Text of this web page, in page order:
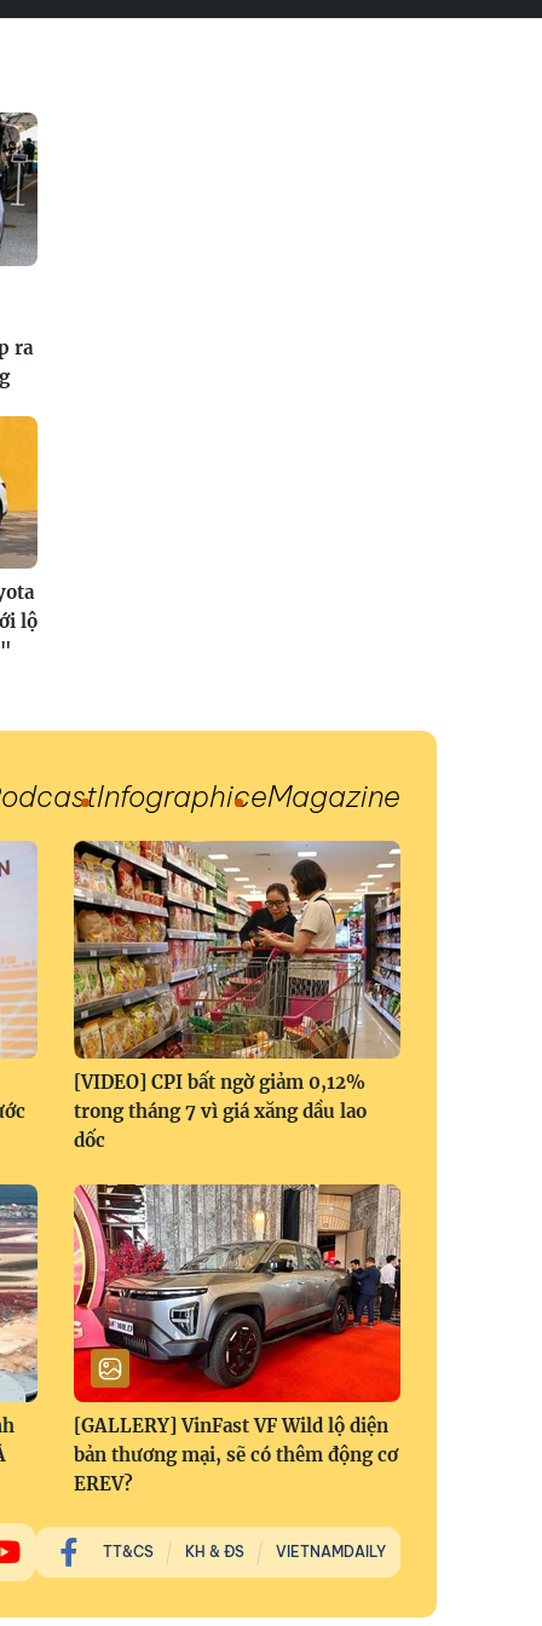
ra
lộ
InfographiceMagazine
[VIDEO] CPI bất ngờ giảm 0,12%
trong tháng 7 vì giá xăng dầu lao
dốc
[GALLERY] VinFast VF Wild lộ diện
bản thương mại, sẽ có thêm động cơ
EREV?
TT&CS KH & ĐS VIETNAMDAILY